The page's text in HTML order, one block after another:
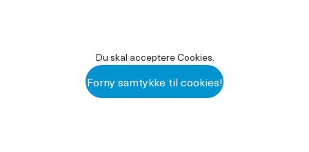
Du skal acceptere Cookies.
Forny samtykke til cookies!